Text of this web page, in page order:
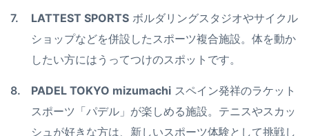
LATTEST SPORTS ボルダリングスタジオやサイクル
ショップなどを併設したスポーツ複合施設。体を動か
したい方にはうってつけのスポットです。
PADEL TOKYO mizumachi スペイン発祥のラケット
スポーツ「パデル」が楽しめる施設。テニスやスカッ
シュが好きな方は、新しいスポーツ体験として挑戦し